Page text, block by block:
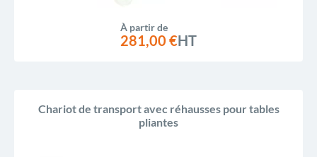
À partir de
281,00 €HT
Chariot de transport avec réhausses pour tables
pliantes